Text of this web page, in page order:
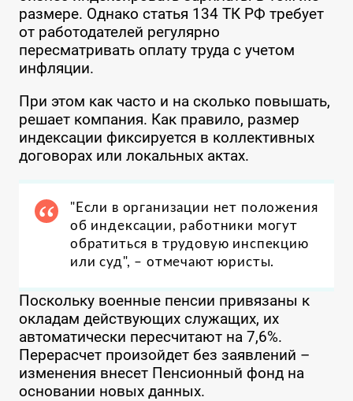
размере. Однако статья 134 ТК РФ требует
от работодателей регулярно
пересматривать оплату труда с учетом
инфляции.
При этом как часто и на сколько повышать,
решает компания. Как правило, размер
индексации фиксируется в коллективных
договорах или локальных актах.
"Если в организации нет положения
об индексации, работники могут
обратиться в трудовую инспекцию
или суд", – отмечают юристы.
Поскольку военные пенсии привязаны к
окладам действующих служащих, их
автоматически пересчитают на 7,6%.
Перерасчет произойдет без заявлений –
изменения внесет Пенсионный фонд на
основании новых данных.